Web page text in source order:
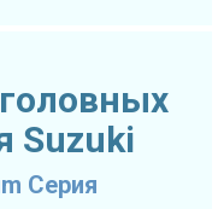
Suzuki
Серия